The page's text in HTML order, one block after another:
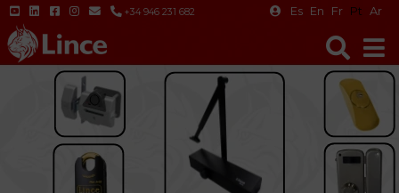
+34 946 231 682 Es En Fr Pt Ar